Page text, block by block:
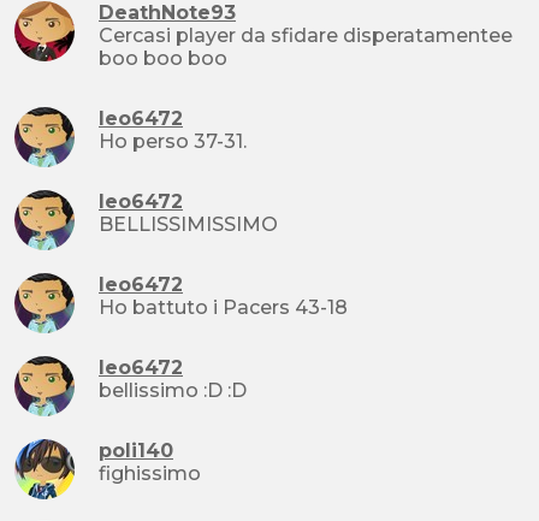
DeathNote93
Cercasi player da sfidare disperatamentee
boo boo boo
leo6472
Ho perso 37-31.
leo6472
BELLISSIMISSIMO
leo6472
Ho battuto i Pacers 43-18
leo6472
bellissimo :D :D
poli140
fighissimo